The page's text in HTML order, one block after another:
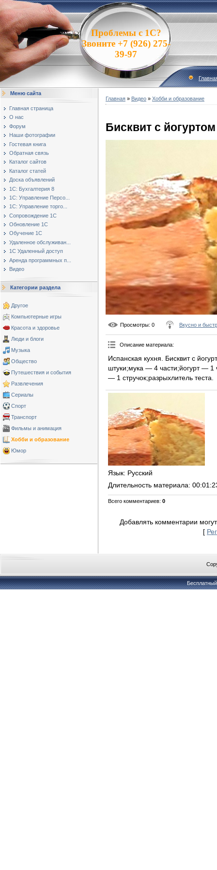
Проблемы с 1С?
Звоните +7 (926) 275-
39-97
Меню сайта
Главная страница
О нас
Форум
Наши фотографии
Гостевая книга
Обратная связь
Каталог сайтов
Каталог статей
Доска объявлений
1С: Бухгалтерия 8
1С: Управление Персо...
1С: Управление торго...
Сопровождение 1С
Обновление 1С
Обучение 1С
Удаленное обслуживан...
1С Удаленный доступ
Аренда программных п...
Видео
Категории раздела
Другое
Компьютерные игры
Красота и здоровье
Люди и блоги
Музыка
Общество
Путешествия и события
Развлечения
Сериалы
Спорт
Транспорт
Фильмы и анимация
Хобби и образование
Юмор
Главная » Видео » Хобби и образование
Бисквит с йогуртом
Просмотры: 0 Вкусно и
Описание материала:
Испанская кухня. Бисквит с
штуки;мука — 4 части;йогурт —
— 1 стручок;разрыхлитель теста.
Язык: Русский
Длительность материала:
Всего комментариев: 0
Добавлять комментарии
[